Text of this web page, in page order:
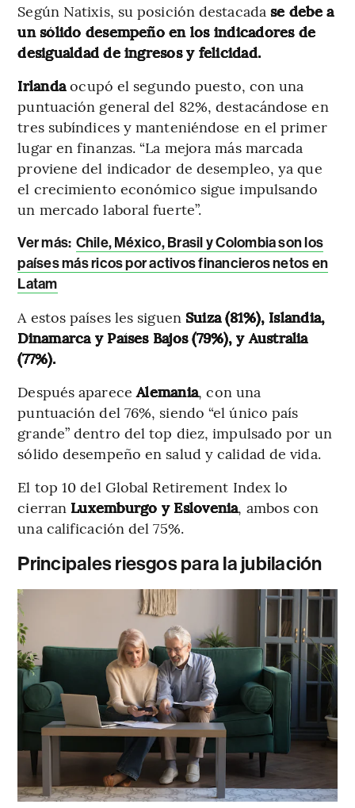
Según Natixis, su posición destacadase debe a
un sólido desempeño en los indicadores de
desigualdad de ingresos y felicidad.
Irlandaocupó el segundo puesto, con una
puntuación general del 82%, destacándose en
tres subíndices y manteniéndose en el primer
lugar en finanzas. “La mejora más marcada
proviene del indicador de desempleo, ya que
el crecimiento económico sigue impulsando
un mercado laboral fuerte”.
Ver más: Chile, México, Brasil y Colombia son los
países más ricos por activos financieros netos en
Latam
A estos países les siguen Suiza (81%), Islandia,
Dinamarca y Países Bajos (79%), y Australia
(77%).
Después aparece Alemania, con una
puntuación del 76%, siendo “el único país
grande” dentro del top diez, impulsado por un
sólido desempeño en salud y calidad de vida.
El top 10 del Global Retirement Index lo
cierran Luxemburgo y Eslovenia, ambos con
una calificación del 75%.
Principales riesgos para la jubilación